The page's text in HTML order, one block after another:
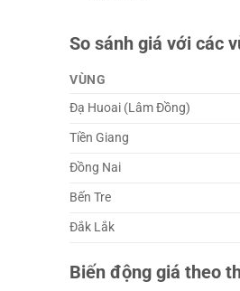
So sánh giá với các
VÙNG
Đạ Huoai (Lâm Đồng)
Tiền Giang
Đồng Nai
Bến Tre
Đắk Lắk
Biến động giá theo